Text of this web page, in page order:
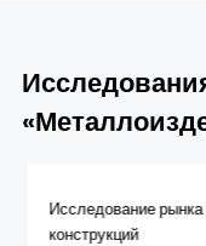
Исследование
конструкций